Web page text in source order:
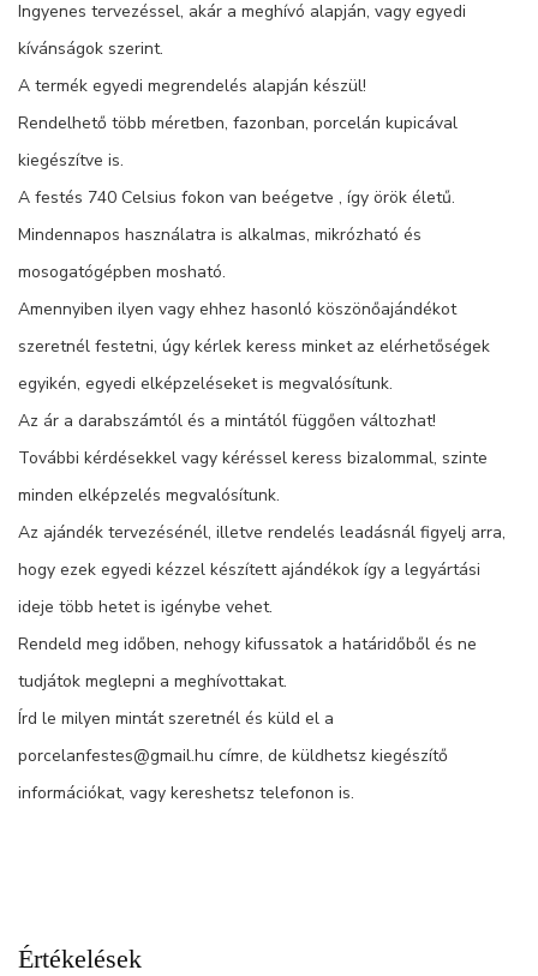
Ingyenes tervezéssel, akár a meghívó alapján, vagy egyedi
kívánságok szerint.
A termék egyedi megrendelés alapján készül!
Rendelhető több méretben, fazonban, porcelán kupicával
kiegészítve is.
A festés 740 Celsius fokon van beégetve , így örök életű.
Mindennapos használatra is alkalmas, mikrózható és
mosogatógépben mosható.
Amennyiben ilyen vagy ehhez hasonló köszönőajándékot
szeretnél festetni, úgy kérlek keress minket az elérhetőségek
egyikén, egyedi elképzeléseket is megvalósítunk.
Az ár a darabszámtól és a mintától függően változhat!
További kérdésekkel vagy kéréssel keress bizalommal, szinte
minden elképzelés megvalósítunk.
Az ajándék tervezésénél, illetve rendelés leadásnál figyelj arra,
hogy ezek egyedi kézzel készített ajándékok így a legyártási
ideje több hetet is igénybe vehet.
Rendeld meg időben, nehogy kifussatok a határidőből és ne
tudjátok meglepni a meghívottakat.
Írd le milyen mintát szeretnél és küld el a
porcelanfestes@gmail.hu címre, de küldhetsz kiegészítő
információkat, vagy kereshetsz telefonon is.
Értékelések